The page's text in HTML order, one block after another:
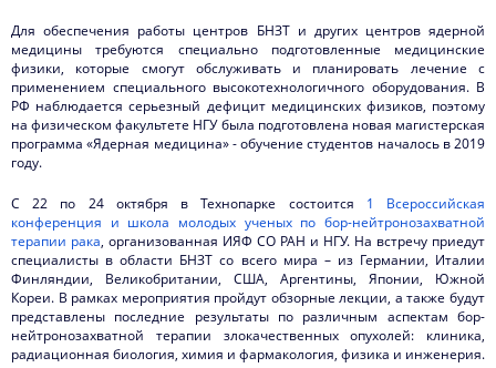
Для обеспечения работы центров БНЗТ и других центров ядерной
медицины требуются специально подготовленные медицинские
физики, которые смогут обслуживать и планировать лечение с
применением специального высокотехнологичного оборудования. В
РФ наблюдается серьезный дефицит медицинских физиков, поэтому
на физическом факультете НГУ была подготовлена новая магистерская
программа «Ядерная медицина» - обучение студентов началось в 2019
году.
С 22 по 24 октября в Технопарке состоится 1 Всероссийская
конференция и школа молодых ученых по бор-нейтронозахватной
терапии рака, организованная ИЯФ СО РАН и НГУ. На встречу приедут
специалисты в области БНЗТ со всего мира – из Германии, Италии
Финляндии, Великобритании, США, Аргентины, Японии, Южной
Кореи. В рамках мероприятия пройдут обзорные лекции, а также будут
представлены последние результаты по различным аспектам бор-
нейтронозахватной терапии злокачественных опухолей: клиника,
радиационная биология, химия и фармакология, физика и инженерия.